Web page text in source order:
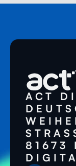
ACT
81673